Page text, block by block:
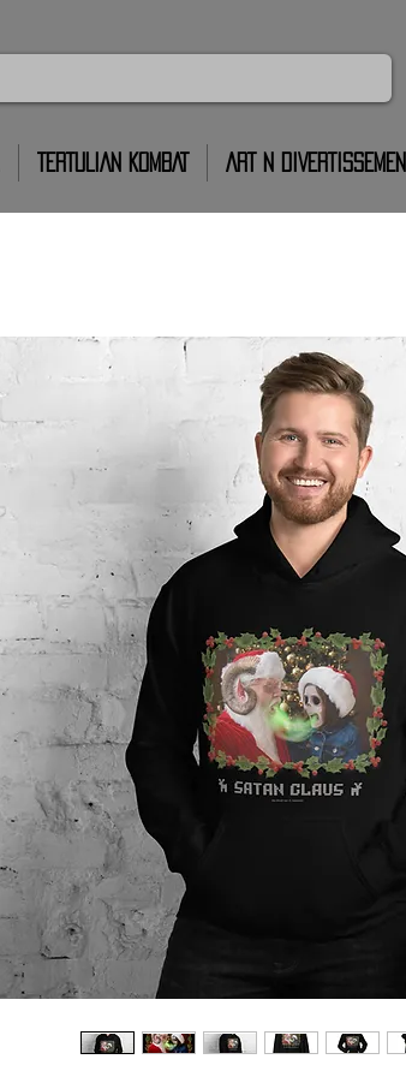
TERTULIAN KOMBAT ART N DIVERTISSEMENT